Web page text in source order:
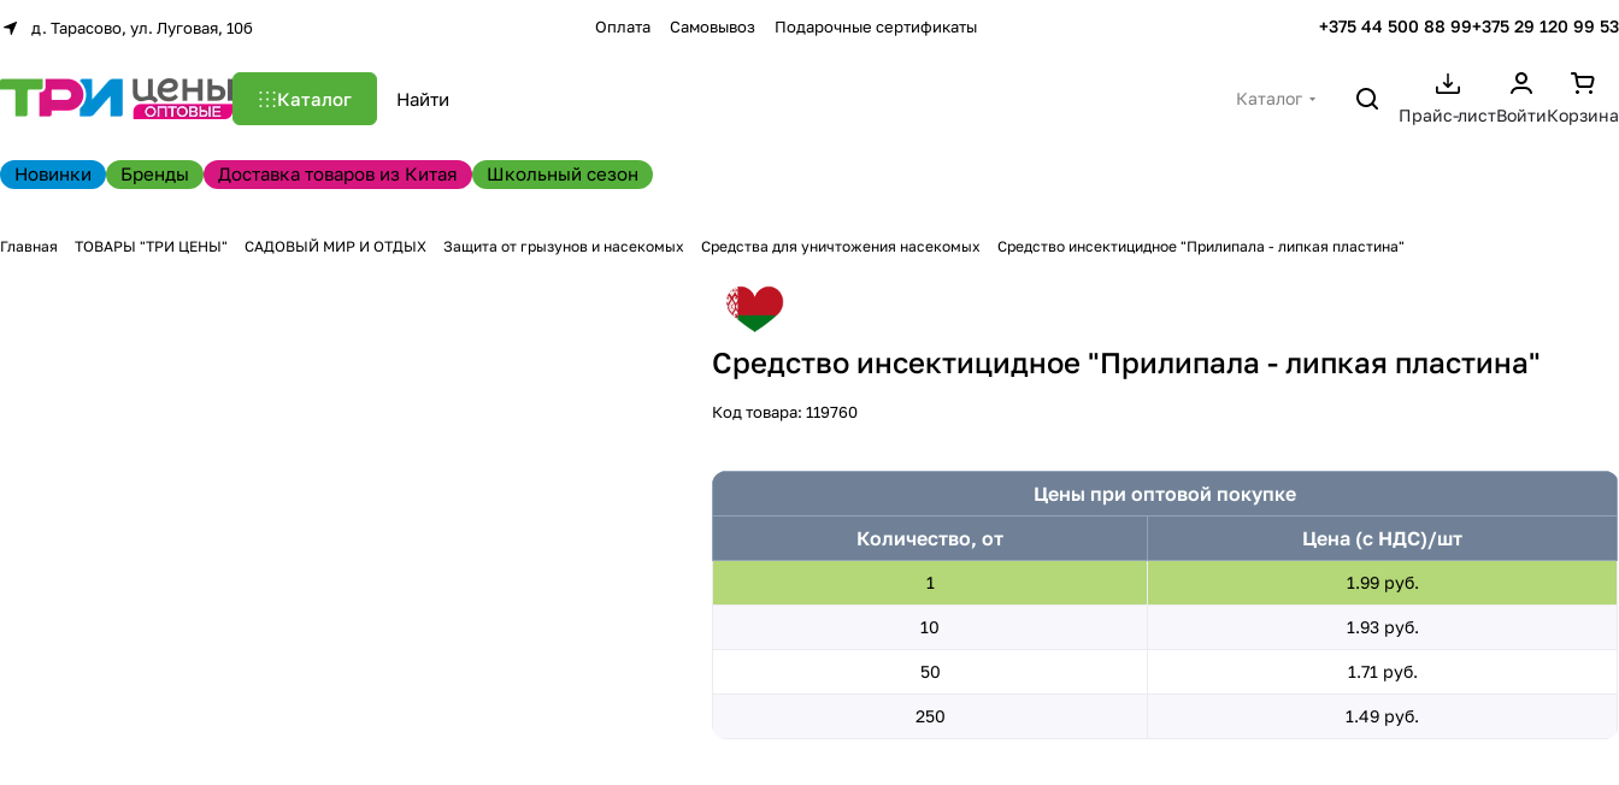
д. Тарасово, ул. Луговая, 10б Оплата Самовывоз Подарочные сертификаты +375 44 500 88 99+375 29 120 99 53
Каталог
Каталог
Прайс-листВойтиКорзина
Новинки Бренды Доставка товаров из Китая Школьный сезон
Главная ТОВАРЫ "ТРИ ЦЕНЫ" САДОВЫЙ МИР И ОТДЫХ Защита от грызунов и насекомых Средства для уничтожения насекомых Средство инсектицидное "Прилипала - липкая пластина"
Средство инсектицидное "Прилипала - липкая пластина"
Код товара:119760
Цены при оптовой покупке
Количество, от
Цена (с НДС)/шт
1 1.99 руб.
10 1.93 руб.
50 1.71 руб.
250 1.49 руб.